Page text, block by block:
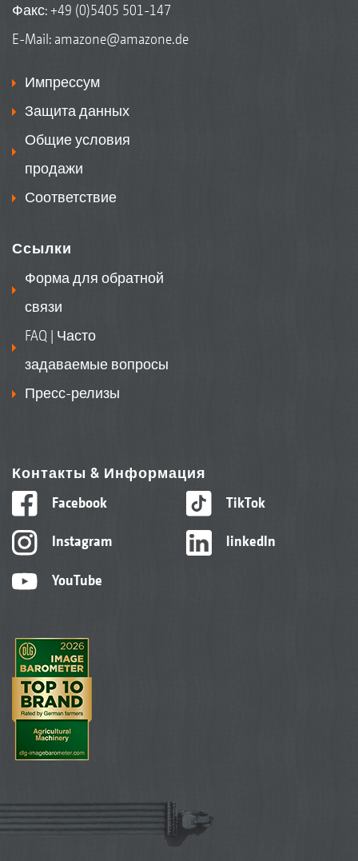
Факс: +49 (0)5405 501-147
E-Mail: amazone@amazone.de
Импрессум
Защита данных
Общие условия
продажи
Соответствие
Ссылки
Форма для обратной
связи
FAQ | Часто
задаваемые вопросы
Пресс-релизы
Контакты & Информация
Facebook
Instagram
YouTube
TikTok
linkedIn